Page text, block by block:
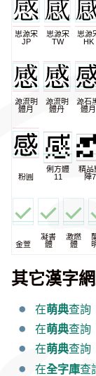
思源宋
JP
思源宋
TW
思源
HK
源流明
體月
源流明
體丹
源石
體月
粉圓
俐方體
11
精品
陣7
金萱
凝書
體
激燃
體
其它漢字
在萌典查詢
在萌典查詢
在萌典查詢
在全字庫查